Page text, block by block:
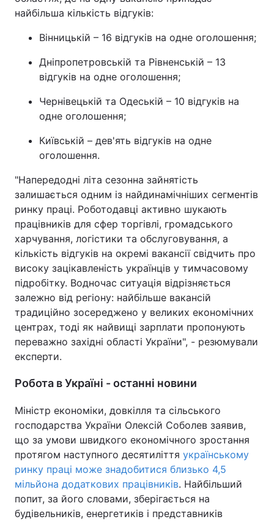
найбільша кількість відгуків:
Вінницькій – 16 відгуків на одне оголошення;
Дніпропетровській та Рівненській – 13
відгуків на одне оголошення;
Чернівецькій та Одеській – 10 відгуків на
одне оголошення;
Київській – дев'ять відгуків на одне
оголошення.
"Напередодні літа сезонна зайнятість
залишається одним із найдинамічніших сегментів
ринку праці. Роботодавці активно шукають
працівників для сфер торгівлі, громадського
харчування, логістики та обслуговування, а
кількість відгуків на окремі вакансії свідчить про
високу зацікавленість українців у тимчасовому
підробітку. Водночас ситуація відрізняється
залежно від регіону: найбільше вакансій
традиційно зосереджено у великих економічних
центрах, тоді як найвищі зарплати пропонують
переважно західні області України", - резюмували
експерти.
Робота в Україні - останні новини
Міністр економіки, довкілля та сільського
господарства України Олексій Соболев заявив,
що за умови швидкого економічного зростання
протягом наступного десятиліття українському
ринку праці може знадобитися близько 4,5
мільйона додаткових працівників. Найбільший
попит, за його словами, зберігається на
будівельників, енергетиків і представників